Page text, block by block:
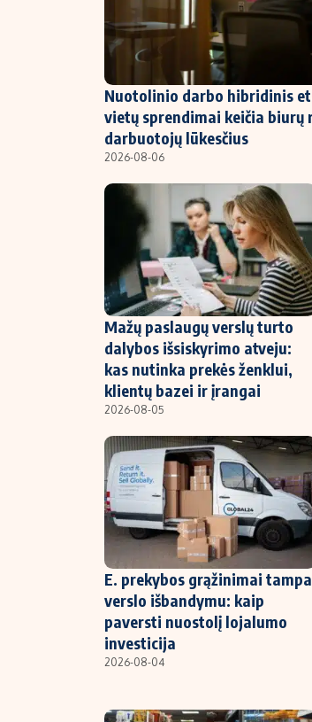
NT ir statybos
Nuotolinio darbo hibridinis
vietų sprendimai keičia biurų
darbuotojų lūkesčius
2026-08-06
Mažų paslaugų verslų turto
dalybos išsiskyrimo atveju:
kas nutinka prekės ženklui,
klientų bazei ir įrangai
2026-08-05
E. prekybos grąžinimai tampa
verslo išbandymu: kaip
paversti nuostolį lojalumo
investicija
2026-08-04